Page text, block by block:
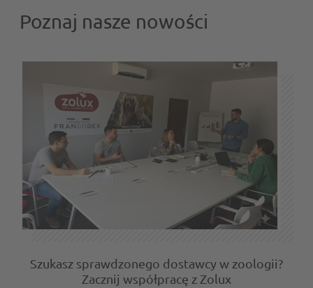
Poznaj nasze nowości
Szukasz sprawdzonego dostawcy w zoologii?
Zacznij współpracę z Zolux